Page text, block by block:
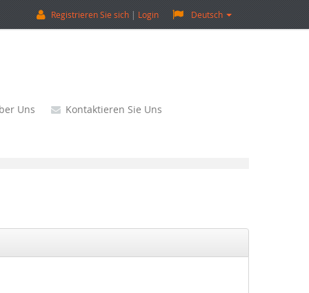
Deutsch
Registrieren Sie sich Login
Uns Kontaktieren Sie Uns